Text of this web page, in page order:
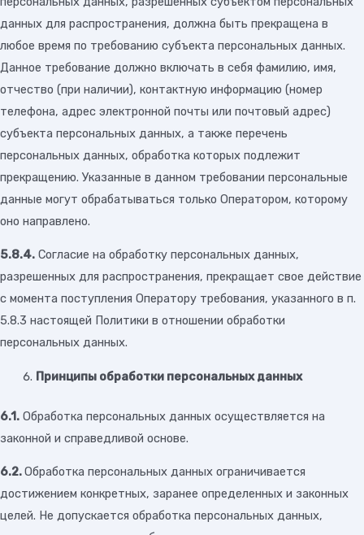
данных для распространения, должна быть прекращена в
любое время по требованию субъекта персональных данных.
Данное требование должно включать в себя фамилию, имя,
отчество (при наличии), контактную информацию (номер
телефона, адрес электронной почты или почтовый адрес)
субъекта персональных данных, а также перечень
персональных данных, обработка которых подлежит
прекращению. Указанные в данном требовании персональные
данные могут обрабатываться только Оператором, которому
оно направлено.
5.8.4. Согласие на обработку персональных данных,
разрешенных для распространения, прекращает свое действие
с момента поступления Оператору требования, указанного в п.
5.8.3 настоящей Политики в отношении обработки
персональных данных.
Принципы обработки персональных данных
6.1. Обработка персональных данных осуществляется на
законной и справедливой основе.
6.2.Обработка персональных данных ограничивается
достижением конкретных, заранее определенных и законных
целей. Не допускается обработка персональных данных,